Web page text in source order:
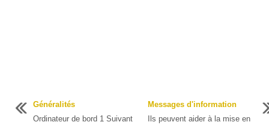
Généralités
Ordinateur de bord 1 Suivant
Messages d'information
Ils peuvent aider à la mise en